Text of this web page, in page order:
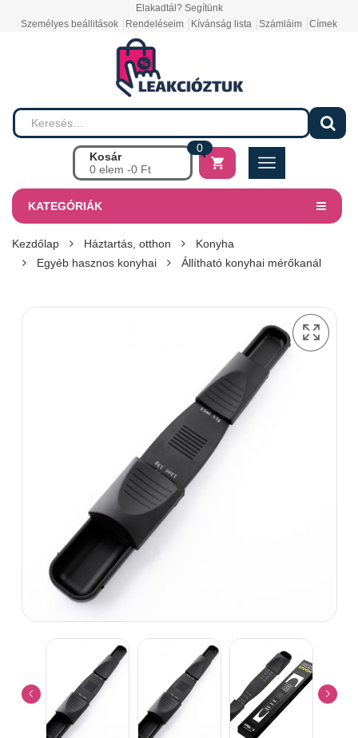
Elakadtál? Segítünk
Személyes beállitások
Rendeléseim Kívánság lista Számláim Címek
Kosár
0 elem -0 Ft
0
KATEGÓRIÁK
Kezdőlap Háztartás, otthon
Konyha
Egyéb hasznos konyhai
Állítható konyhai mérőkanál